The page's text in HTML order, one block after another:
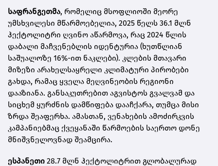
საფრანგეთმა, რომელიც მსოფლიოში მეორე
უმსხვილესი მწარმოებელია, 2025 წელს 36.1 მლნ
ჰექტოლიტრი ღვინო აწარმოვა, რაც 2024 წლის
დაბალი მაჩვენებლის იდენტურია (ხუთწლიან
საშუალოზე 16%-ით ნაკლები). კლების მთავარი
მიზეზი არახელსაყრელი კლიმატური პირობები
გახდა, რამაც ყველა მეღვინეობის რეგიონი
დააზიანა. განსაკუთრებით აგვისტოს გვალვამ და
სიცხემ ყურძნის დამწიფება დააჩქარა, თუმცა მისი
ზრდა შეაფერხა. ამასთან, ვენახების ამოძირკვის
კამპანიებმაც ქვეყანაში წარმოების საერთო დონე
მნიშვნელოვნად შეამცირა.
ესპანეთი 28.7 მლნ ჰექტოლიტრით გლობალურად